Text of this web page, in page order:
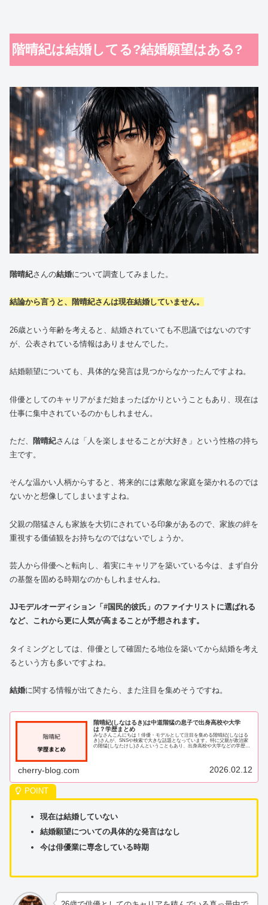
階晴紀は結婚してる?結婚願望はある?
階晴紀さんの結婚について調査してみました。
結論から言うと、階晴紀さんは現在結婚していません。
26歳という年齢を考えると、結婚されていても不思議ではないのです
が、公表されている情報はありませんでした。
結婚願望についても、具体的な発言は見つからなかったんですよね。
俳優としてのキャリアがまだ始まったばかりということもあり、現在は
仕事に集中されているのかもしれません。
ただ、 階晴紀さんは「人を楽しませることが大好き」という性格の持ち
主です。
そんな温かい人柄からすると、将来的には素敵な家庭を築かれるのでは
ないかと想像してしまいますよね。
父親の階猛さんも家族を大切にされている印象があるので、家族の絆を
重視する価値観をお持ちなのではないでしょうか。
芸人から俳優へと転向し、着実にキャリアを築いている今は、まず自分
の基盤を固める時期なのかもしれませんね。
JJモデルオーディション「#国民的彼氏」のファイナリストに選ばれる
など、これから更に人気が高まることが予想されます。
タイミングとしては、俳優として確固たる地位を築いてから結婚を考え
るという方も多いですよね。
結婚に関する情報が出てきたら、また注目を集めそうですね。
階晴紀(しなはるき)は中道階猛の息子で出身高校や大学
は？学歴まとめ
みなさんこんにちは！俳優・モデルとして注目を集める階晴紀(しなはる
き)さんが、SNSや検索で大きな話題となっています。特に父親が政治家
の階猛(しなたけし)さんということもあり、出身高校や大学などの学歴に
cherry-blog.com 2026.02.12
現在は結婚していない
結婚願望についての具体的な発言はなし
今は俳優業に専念している時期